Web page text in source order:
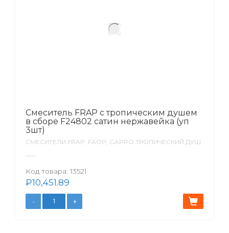
Смеситель FRAP с тропическим душем
в сборе F24802 сатин нержавейка (уп
3шт)
СМЕСИТЕЛИ FRAP, FAOP, GAPPO ТРОПИЧЕСКИЙ ДУШ
Код товара: 13521
₽10,451.89